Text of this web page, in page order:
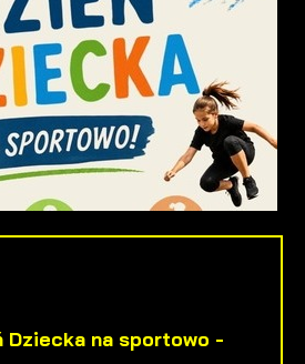
Dziecka na sportowo -